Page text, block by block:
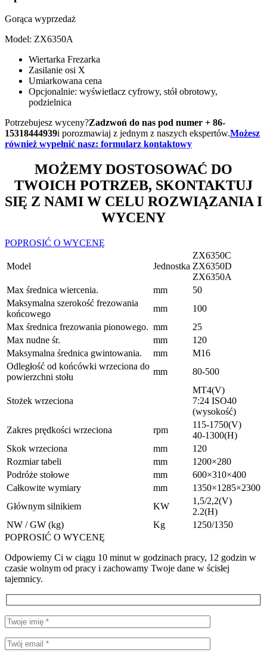
Gorąca wyprzedaż
Model: ZX6350A
Wiertarka Frezarka
Zasilanie osi X
Umiarkowana cena
Opcjonalnie: wyświetlacz cyfrowy, stół obrotowy,
podzielnica
Potrzebujesz wyceny?Zadzwoń do nas pod numer + 86-
15318444939i porozmawiaj z jednym z naszych ekspertów.Możesz
również wypełnić nasz: formularz kontaktowy
MOŻEMY DOSTOSOWAĆ DO
TWOICH POTRZEB, SKONTAKTUJ
SIĘ Z NAMI W CELU ROZWIĄZANIA I
WYCENY
POPROSIĆ O WYCENĘ
Model Jednostka
ZX6350C
ZX6350D
ZX6350A
Max średnica wiercenia.
mm
50
Maksymalna szerokość frezowania
końcowego
mm
100
Max średnica frezowania pionowego. mm
25
Max nudne śr.
mm
120
Maksymalna średnica gwintowania.
mm
M16
Odległość od końcówki wrzeciona do
powierzchni stołu
mm 80-500
Stożek wrzeciona
MT4(V)
7:24 ISO40
(wysokość)
Zakres prędkości wrzeciona
rpm
115-1750(V)
40-1300(H)
Skok wrzeciona
mm
120
Rozmiar tabeli
mm
1200×280
Podróże stołowe
mm
600×310×400
Całkowite wymiary
mm
1350×1285×2300
Głównym silnikiem
KW
1,5/2,2(V)
2.2(H)
NW / GW (kg)
Kg
1250/1350
POPROSIĆ O WYCENĘ
Odpowiemy Ci w ciągu 10 minut w godzinach pracy, 12 godzin w
czasie wolnym od pracy i zachowamy Twoje dane w ścisłej
tajemnicy.